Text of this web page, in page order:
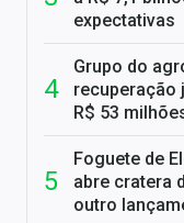
expectativas
Grupo do
recuperação
R$ 53
Foguete de
abre cratera
outro